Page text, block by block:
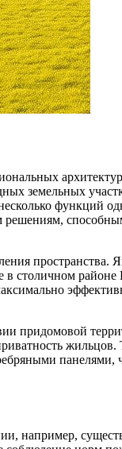
земельных
функций
пространства.
в столичном
придомовой
панелями,
например,